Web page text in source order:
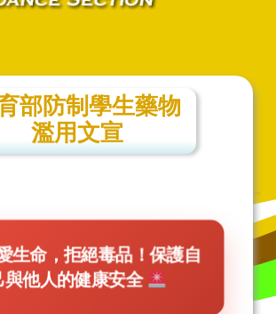
部防制學生藥物
濫用文宣
生命，拒絕毒品！保護自
與他人的健康安全